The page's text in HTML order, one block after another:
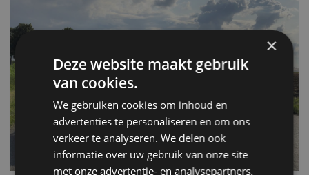
×
Deze website maakt gebruik
van cookies.
We gebruiken cookies om inhoud en
advertenties te personaliseren en om ons
verkeer te analyseren. We delen ook
informatie over uw gebruik van onze site
met onze advertentie- en analysepartners,